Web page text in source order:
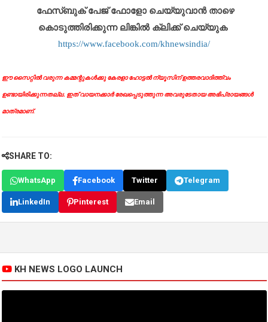
ഫേസ്ബുക് പേജ് ഫോളോ ചെയ്യുവാൻ താഴെ
കൊടുത്തിരിക്കുന്ന ലിങ്കിൽ ക്ലിക്ക് ചെയ്യുക
https://www.facebook.com/khnewsindia/
ഈ സൈറ്റിൽ വരുന്ന കമ്മന്റുകൾക്കു കേരളാ ഹോട്ടൽ ന്യൂസിന് ഉത്തരവാദിത്ത്വം
ഉണ്ടായിരിക്കുന്നതല്ല. ഇത് വായനക്കാർ രേഖപ്പെടുത്തുന്ന അവരുടേതായ അഭിപ്രായങ്ങൾ
മാത്രമാണ്.
SHARE TO:
WhatsApp Facebook Twitter Telegram
LinkedIn Pinterest Email
KH NEWS LOGO LAUNCH